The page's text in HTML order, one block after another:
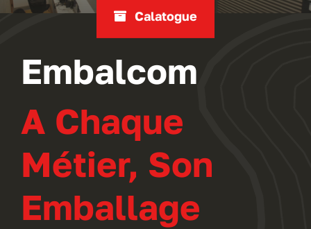
Calatogue
Embalcom
A Chaque
Métier, Son
Emballage